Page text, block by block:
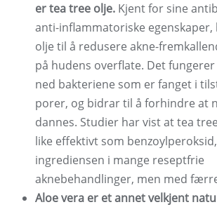
er tea tree olje. Kjent for sine
anti-inflammatoriske
olje til å redusere akne-
på hudens overflate. Det
ned bakteriene som er fanget i
porer, og bidrar til å forhindre at
dannes. Studier har vist at tea
like effektivt som
ingrediensen i mange reseptfrie
aknebehandlinger, men med
Aloe vera er et annet velkjent